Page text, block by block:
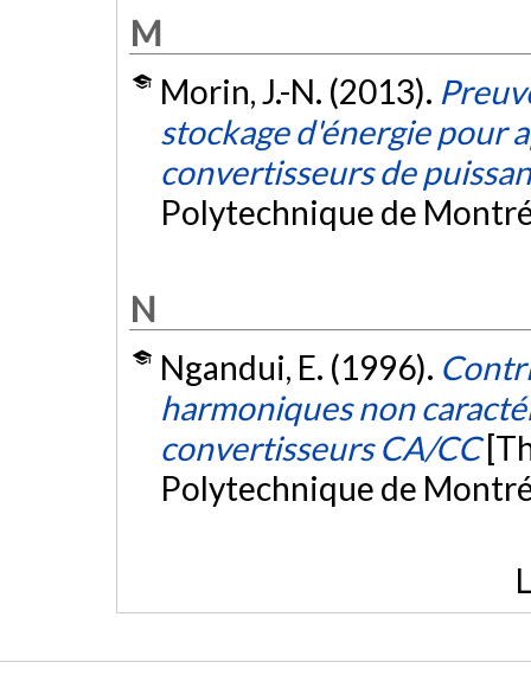
M
Morin, J.-N. (2013).
stockage d'énergie pour
convertisseurs de
Polytechnique de
N
Ngandui, E. (1996).
harmoniques non
convertisseurs CA/CC
Polytechnique de